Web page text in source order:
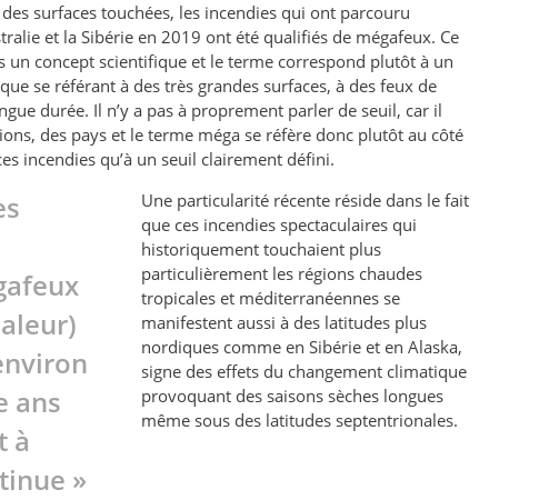
surfaces touchées, les incendies qui ont parcouru
et la Sibérie en 2019 ont été qualifiés de mégafeux. Ce
un concept scientifique et le terme correspond plutôt à un
se référant à des très grandes surfaces, à des feux de
durée. Il n’y a pas à proprement parler de seuil, car il
des pays et le terme méga se réfère donc plutôt au côté
incendies qu’à un seuil clairement défini.
ans
à
»
Une particularité récente réside dans le fait
que ces incendies spectaculaires qui
historiquement touchaient plus
particulièrement les régions chaudes
tropicales et méditerranéennes se
manifestent aussi à des latitudes plus
nordiques comme en Sibérie et en Alaska,
signe des effets du changement climatique
provoquant des saisons sèches longues
même sous des latitudes septentrionales.